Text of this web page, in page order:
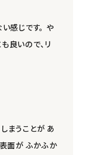
感じです。 や
良いので、リ
まうことが あ
面が ふかふか